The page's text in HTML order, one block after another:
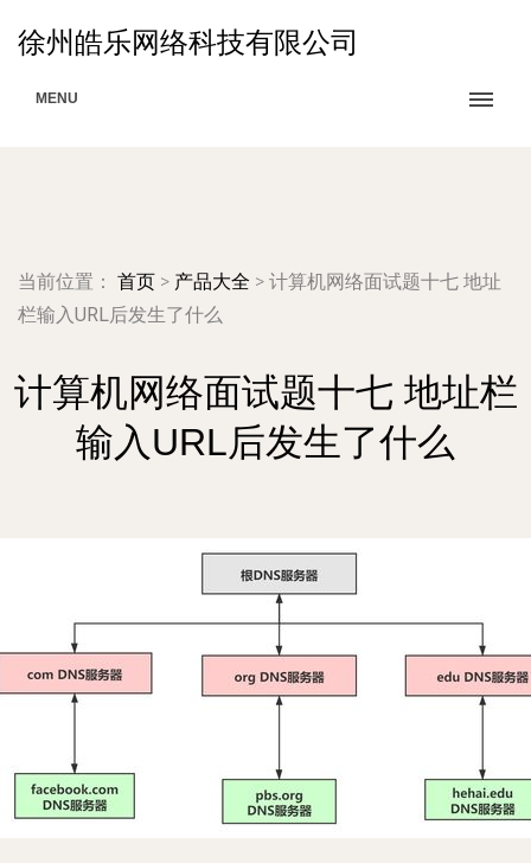
徐州皓乐网络科技有限公司
MENU
当前位置： 首页 > 产品大全 > 计算机网络面试题十七 地址
栏输入URL后发生了什么
计算机网络面试题十七 地址栏
输入URL后发生了什么